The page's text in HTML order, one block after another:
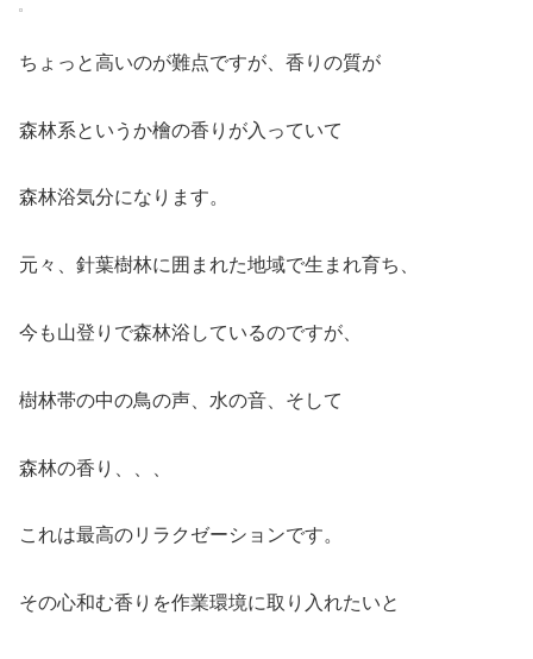
ちょっと高いのが難点ですが、香りの質が
森林系というか檜の香りが入っていて
森林浴気分になります。
元々、針葉樹林に囲まれた地域で生まれ育ち、
今も山登りで森林浴しているのですが、
樹林帯の中の鳥の声、水の音、そして
森林の香り、、、
これは最高のリラクゼーションです。
その心和む香りを作業環境に取り入れたいと